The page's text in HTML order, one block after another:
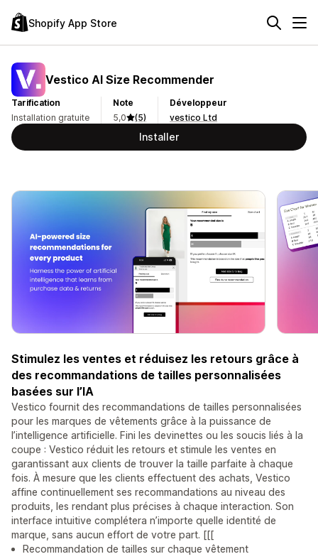
Shopify App Store
Vestico AI Size Recommender
Tarification
Installation gratuite
Note
5,0
(5)
Développeur
vestico Ltd
Installer
Stimulez les ventes et réduisez les retours grâce à
des recommandations de tailles personnalisées
basées sur l’IA
Vestico fournit des recommandations de tailles personnalisées
pour les marques de vêtements grâce à la puissance de
l’intelligence artificielle. Fini les devinettes ou les soucis liés à la
coupe : Vestico réduit les retours et stimule les ventes en
garantissant aux clients de trouver la taille parfaite à chaque
fois. À mesure que les clients effectuent des achats, Vestico
affine continuellement ses recommandations au niveau des
produits, les rendant plus précises à chaque interaction. Son
interface intuitive complétera n’importe quelle identité de
marque, sans aucun effort de votre part. [[[
Recommandation de tailles sur chaque vêtement